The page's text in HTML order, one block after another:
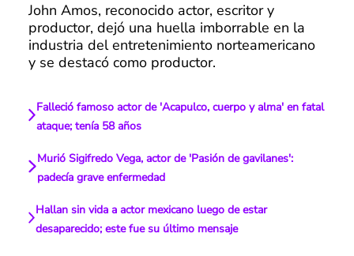
John Amos, reconocido actor, escritor y
productor, dejó una huella imborrable en la
industria del entretenimiento norteamericano
y se destacó como productor.
Falleció famoso actor de 'Acapulco, cuerpo y alma' en fatal
ataque; tenía 58 años
Murió Sigifredo Vega, actor de 'Pasión de gavilanes':
padecía grave enfermedad
Hallan sin vida a actor mexicano luego de estar
desaparecido; este fue su último mensaje